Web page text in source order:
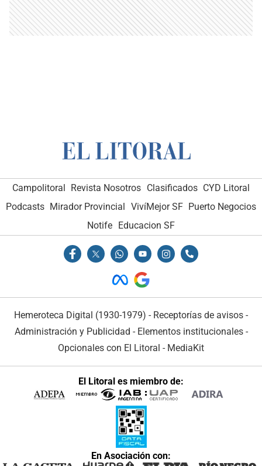
Campolitoral Revista Nosotros Clasificados CYD Litoral
Podcasts Mirador Provincial VivíMejor SF Puerto Negocios
Notife Educacion SF
Hemeroteca Digital (1930-1979) - Receptorías de avisos -
Administración y Publicidad - Elementos institucionales-
Opcionales con El Litoral - MediaKit
El Litoral es miembro de:
En Asociación con: